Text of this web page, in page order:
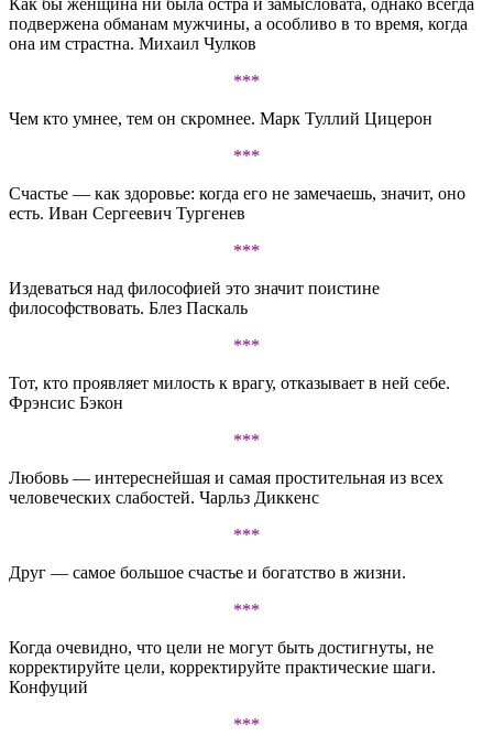
Как бы женщина ни была остра и замысловата, однако всегда
подвержена обманам мужчины, а особливо в то время, когда
она им страстна. Михаил Чулков
***
Чем кто умнее, тем он скромнее. Марк Туллий Цицерон
***
Счастье — как здоровье: когда его не замечаешь, значит, оно
есть. Иван Сергеевич Тургенев
***
Издеваться над философией это значит поистине
философствовать. Блез Паскаль
***
Тот, кто проявляет милость к врагу, отказывает в ней себе.
Фрэнсис Бэкон
***
Любовь — интереснейшая и самая простительная из всех
человеческих слабостей. Чарльз Диккенс
***
Друг — самое большое счастье и богатство в жизни.
***
Когда очевидно, что цели не могут быть достигнуты, не
корректируйте цели, корректируйте практические шаги.
Конфуций
***